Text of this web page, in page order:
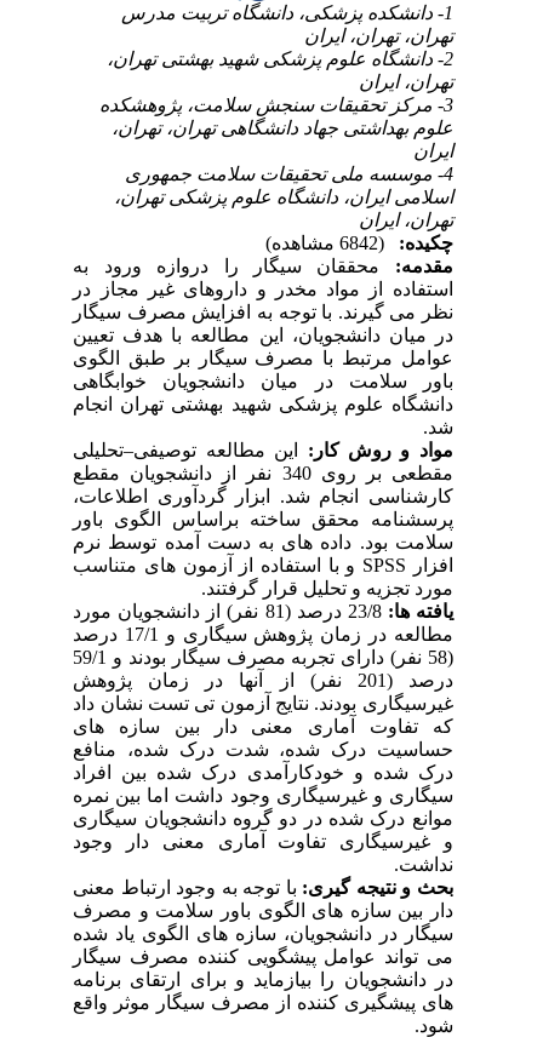
1- دانشکده پزشکی، دانشگاه تربیت مدرس
تهران، تهران، ایران
2- دانشگاه علوم پزشکی شهید بهشتی تهران،
تهران، ایران
3- مرکز تحقیقات سنجش سلامت، پژوهشکده
علوم بهداشتی جهاد دانشگاهی تهران، تهران،
ایران
4- موسسه ملی تحقیقات سلامت جمهوری
اسلامی ایران، دانشگاه علوم پزشکی تهران،
تهران، ایران
چکیده:
مقدمه: محققان سیگار را دروازه ورود به
استفاده از مواد مخدر و داروهای غیر مجاز در
نظر می گیرند. با توجه به افزایش مصرف سیگار
در میان دانشجویان، این مطالعه با هدف تعیین
عوامل مرتبط با مصرف سیگار بر طبق الگوی
باور سلامت در میان دانشجویان خوابگاهی
دانشگاه علوم پزشکی شهید بهشتی تهران انجام
شد.
مواد و روش کار: این مطالعه توصیفی–تحلیلی
مقطعی بر روی 340 نفر از دانشجویان مقطع
کارشناسی انجام شد. ابزار گردآوری اطلاعات،
پرسشنامه محقق ساخته براساس الگوی باور
سلامت بود. داده های به دست آمده توسط نرم
افزار SPSS و با استفاده از آزمون های متناسب
مورد تجزیه و تحلیل قرار گرفتند.
یافته ها:
23/8 درصد (81 نفر) از دانشجویان مورد
مطالعه در زمان پژوهش سیگاری و 17/1 درصد
(58 نفر) دارای تجربه مصرف سیگار بودند و 59/1
درصد (201 نفر) از آنها در زمان پژوهش
غیرسیگاری بودند. نتایج آزمون تی تست نشان داد
که تفاوت آماری معنی دار بین سازه های
حساسیت درک شده، شدت درک شده، منافع
درک شده و خودکارآمدی درک شده بین افراد
سیگاری و غیرسیگاری وجود داشت اما بین نمره
موانع درک شده در دو گروه دانشجویان سیگاری
و غیرسیگاری تفاوت آماری معنی دار وجود
نداشت.
بحث و نتیجه گیری:با توجه به وجود ارتباط معنی
دار بین سازه های الگوی باور سلامت و مصرف
سیگار در دانشجویان، سازه های الگوی یاد شده
می تواند عوامل پیشگویی کننده مصرف سیگار
در دانشجویان را بیازماید و برای ارتقای برنامه
های پیشگیری کننده از مصرف سیگار موثر واقع
شود.